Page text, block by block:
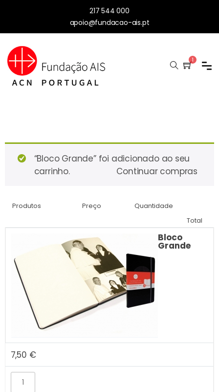
217 544 000
apoio@fundacao-ais.pt
1
“Bloco Grande” foi adicionado ao seu
carrinho.
Continuar compras
Produtos Preço
Quantidade
Total
Bloco
Grande
7,50 €